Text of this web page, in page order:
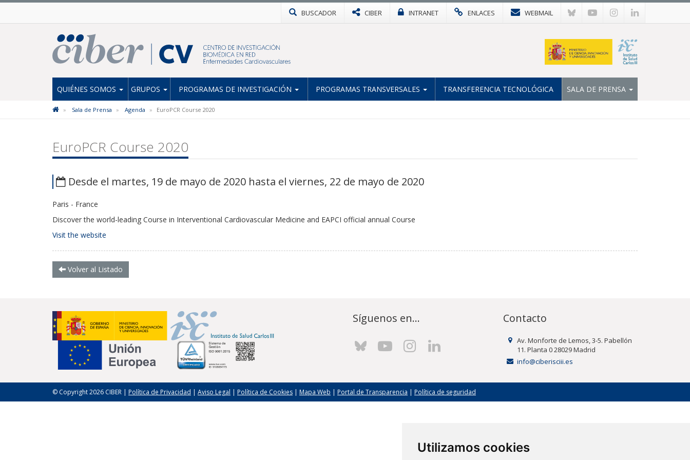
Utilizamos cookies
BUSCADOR CIBER INTRANET ENLACES WEBMAIL
QUIÉNES SOMOS GRUPOS PROGRAMAS DE INVESTIGACIÓN PROGRAMAS TRANSVERSALES TRANSFERENCIA TECNOLÓGICA SALA DE PRENSA
Sala de Prensa Agenda EuroPCR Course 2020
EuroPCR Course 2020
Desde el martes, 19 de mayo de 2020 hasta el viernes, 22 de mayo de 2020
Paris - France
Discover the world-leading Course in Interventional Cardiovascular Medicine and EAPCI official annual Course
Visit the website
Volver al Listado
Síguenos en... Contacto
Av. Monforte de Lemos, 3-5. Pabellón
11. Planta 0 28029 Madrid
info@ciberisciii.es
© Copyright 2026 CIBER | Política de Privacidad | Aviso Legal | Política de Cookies | Mapa Web | Portal de Transparencia | Política de seguridad